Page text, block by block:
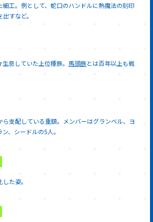
細工。例として、蛇口のハンドルに熱魔法の刻印
すなど。
息していた上位種族。 馬頭族とは百年以上も戦
ら支配している重鎮。メンバーはグランベル、ヨ
、シードルの5人。
た姿。